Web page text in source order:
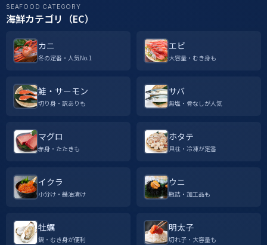
SEAFOOD CATEGORY
海鮮カテゴリ（EC）
カニ
冬の定番・人気No.1
エビ
大容量・むき身も
鮭・サーモン
切り身・訳ありも
サバ
無塩・骨なしが人気
マグロ
赤身・たたきも
ホタテ
貝柱・冷凍が定番
イクラ
小分け・醤油漬け
ウニ
瓶詰・加工品も
牡蠣
鍋・むき身が便利
明太子
切れ子・大容量も